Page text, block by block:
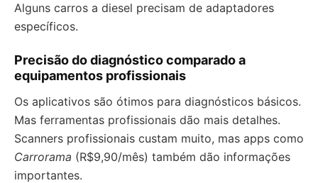
Alguns carros a diesel precisam de adaptadores
específicos.
Precisão do diagnóstico comparado a
equipamentos profissionais
Os aplicativos são ótimos para diagnósticos básicos.
Mas ferramentas profissionais dão mais detalhes.
Scanners profissionais custam muito, mas apps como
Carrorama (R$9,90/mês) também dão informações
importantes.